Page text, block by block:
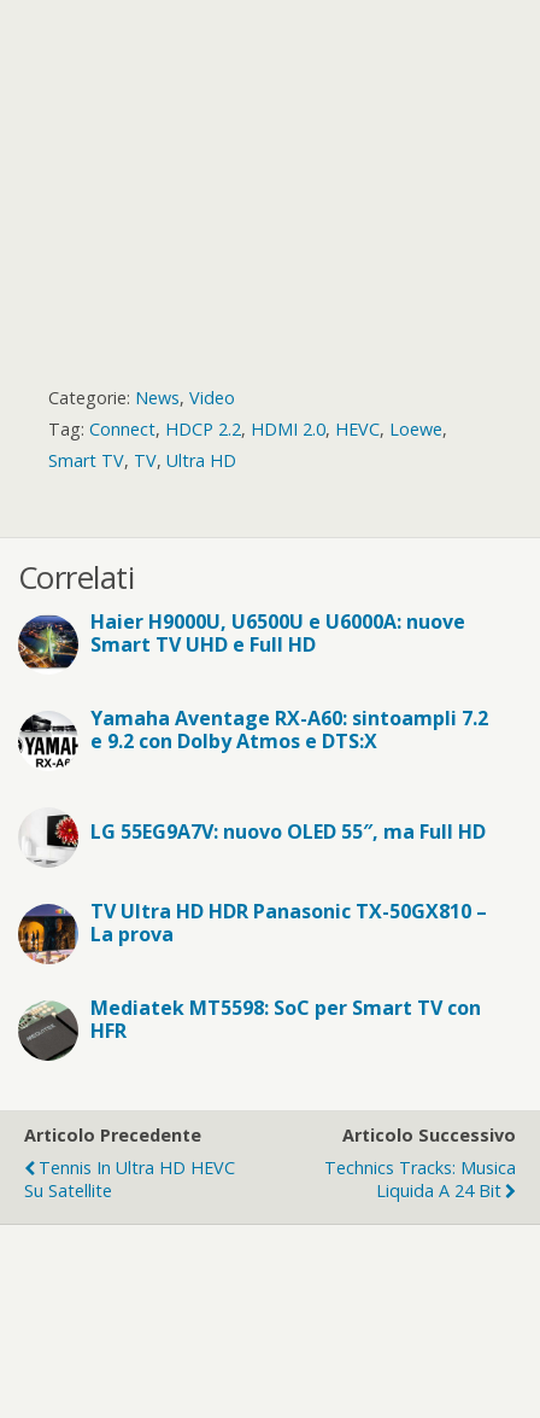
Categorie: News, Video
Tag: Connect, HDCP 2.2, HDMI 2.0, HEVC, Loewe,
Smart TV, TV, Ultra HD
Correlati
Haier H9000U, U6500U e U6000A: nuove
Smart TV UHD e Full HD
Yamaha Aventage RX-A60: sintoampli 7.2
e 9.2 con Dolby Atmos e DTS:X
LG 55EG9A7V: nuovo OLED 55″, ma Full HD
TV Ultra HD HDR Panasonic TX-50GX810 –
La prova
Mediatek MT5598: SoC per Smart TV con
HFR
Articolo Precedente
Tennis In Ultra HD HEVC
Su Satellite
Articolo Successivo
Technics Tracks: Musica
Liquida A 24 Bit